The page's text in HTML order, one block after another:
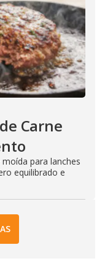
Carne
para lanches
equilibrado e